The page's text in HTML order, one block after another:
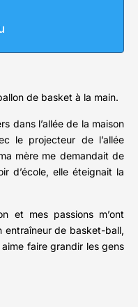
de basket à la main.
dans l’allée de la maison
le projecteur de l’allée
mère me demandait de
d’école, elle éteignait la
et mes passions m’ont
entraîneur de basket-ball,
faire grandir les gens